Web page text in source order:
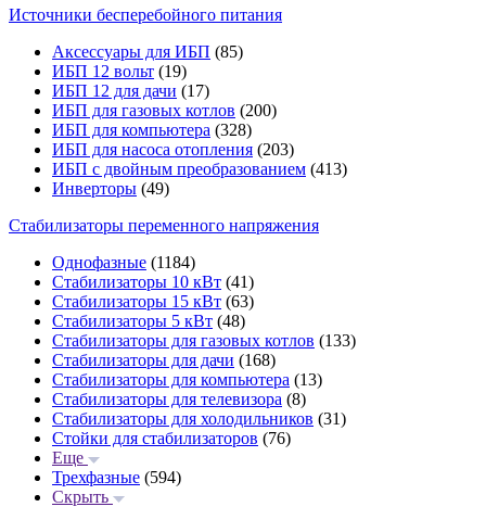
Источники бесперебойного питания
Аксессуары для ИБП (85)
ИБП 12 вольт (19)
ИБП 12 для дачи (17)
ИБП для газовых котлов (200)
ИБП для компьютера (328)
ИБП для насоса отопления (203)
ИБП с двойным преобразованием (413)
Инверторы (49)
Стабилизаторы переменного напряжения
Однофазные (1184)
Стабилизаторы 10 кВт (41)
Стабилизаторы 15 кВт (63)
Стабилизаторы 5 кВт (48)
Стабилизаторы для газовых котлов (133)
Стабилизаторы для дачи (168)
Стабилизаторы для компьютера (13)
Стабилизаторы для телевизора (8)
Стабилизаторы для холодильников (31)
Стойки для стабилизаторов (76)
Еще
Трехфазные (594)
Скрыть